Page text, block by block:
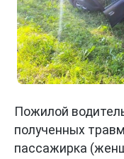
Пожилой
полученных
пассажирка